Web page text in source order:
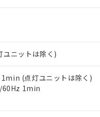
ユニットは除く)
(点灯ユニットは除く)
60Hz 1min
スト作成サービス）をご利
上で当社にご登録された部
スに関するお客様との取引
、
"個人情報の共同利用に関
ド
ードすることができます。
含有証明書
基準）
有を証明するもので、過去
ステル類４物質の対応で
部門へお問い合わせくださ
合意する
売員にご確認ください)
在庫状況の情報を公開してい